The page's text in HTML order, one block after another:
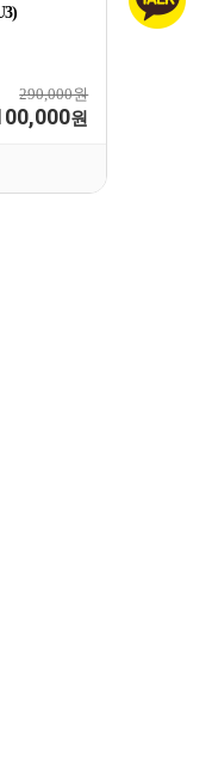
290,000원
원